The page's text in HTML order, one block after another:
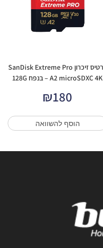
כרטיס זיכרון SanDisk Extreme Pro
A2 microSDXC 4K – בנפח 128G
₪180
הוסף להשוואה